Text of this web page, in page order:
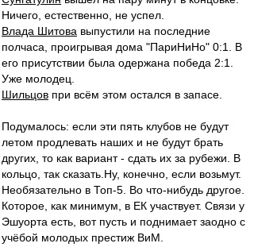
Ничего, естественно, не успел.
Влада Шитова выпустили на последние
полчаса, проигрывая дома "ПариНиНо" 0:1. В
его присутствии была одержана победа 2:1.
Уже молодец.
Шильцов при всём этом остался в запасе.
Подумалось: если эти пять клубов не будут
летом продлевать наших и не будут брать
других, то как вариант - сдать их за рубежи. В
кольцо, так сказать.Ну, конечно, если возьмут.
Необязательно в Топ-5. Во что-нибудь другое.
Которое, как минимум, в ЕК участвует. Связи у
Эшуорта есть, вот пусть и поднимает заодно с
учёбой молодых престиж ВиМ.